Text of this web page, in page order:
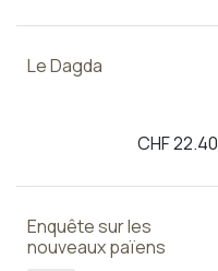
Le Dagda
CHF22.40
Enquête sur les
nouveaux païens